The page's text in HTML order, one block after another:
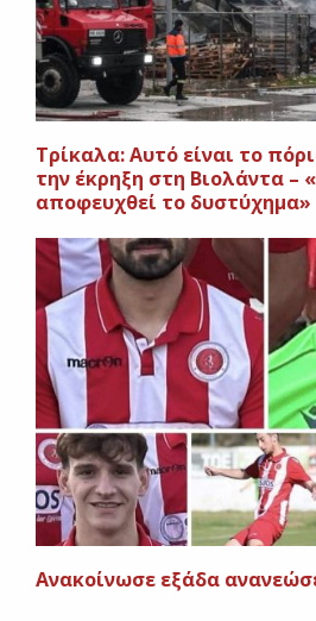
Τρίκαλα: Αυτό είναι το
την έκρηξη στη Βιολάντα –
αποφευχθεί το δυστύχημα»
Ανακοίνωσε εξάδα